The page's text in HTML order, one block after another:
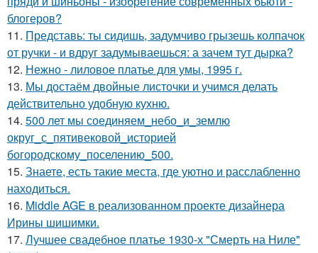
блогеров?
11. Представь: ты сидишь, задумчиво грызешь колпачок
от ручки - и вдруг задумываешься: а зачем тут дырка?
12. Нежно - лиловое платье для умы, 1995 г.
13. Мы достаём двойные листочки и учимся делать
действительно удобную кухню.
14. 500 лет мы соединяем_небо_и_землю
округ_с_пятивековой_историей
богородскому_поселению_500.
15. Знаете, есть такие места, где уютно и расслабленно
находиться.
16. Middle AGE в реализованном проекте дизайнера
Ирины шишимки.
17. Лучшее свадебное платье 1930-х "Смерть на Ниле"